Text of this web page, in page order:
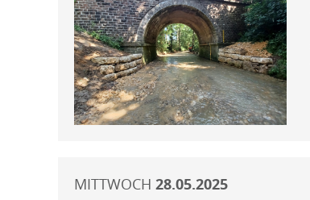
MITTWOCH 28.05.2025